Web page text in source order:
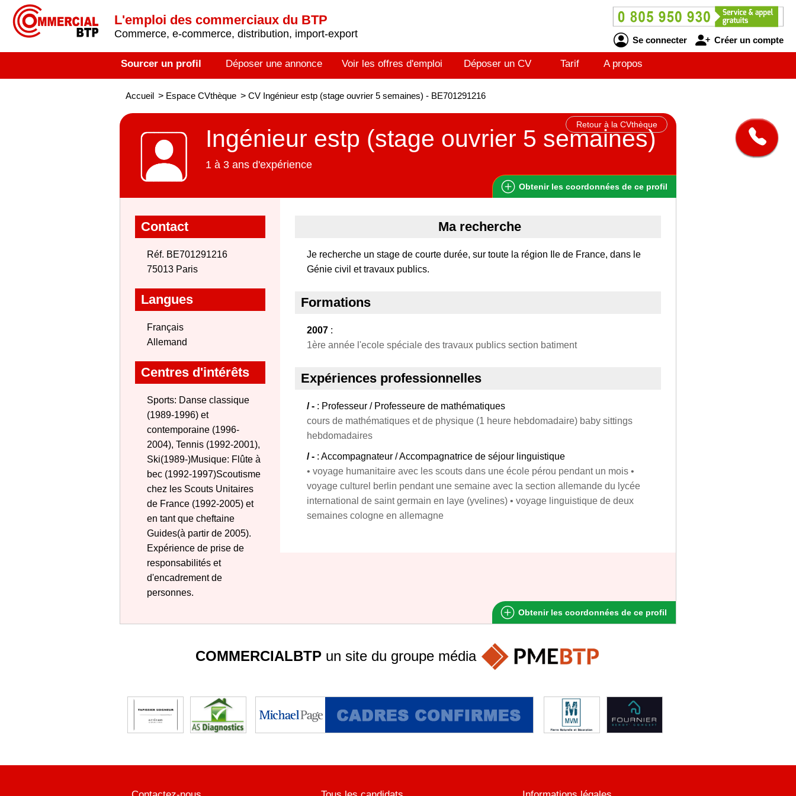
L'emploi des commerciaux du BTP
Commerce, e-commerce, distribution, import-export
Se connecter Créer un compte
Sourcer un profil Déposer une annonce Voir les offres d'emploi Déposer un CV Tarif A propos
Accueil > Espace CVthèque > CV Ingénieur estp (stage ouvrier 5 semaines) - BE701291216
Retour à la CVthèque
Ingénieur estp (stage ouvrier 5 semaines)
1 à 3 ans d'expérience
Obtenir les coordonnées de ce profil
Contact
Réf. BE701291216
75013 Paris
Langues
Français
Allemand
Centres d'intérêts
Sports: Danse classique
(1989-1996) et
contemporaine (1996-
2004), Tennis (1992-2001),
Ski(1989-)Musique: Flûte à
bec (1992-1997)Scoutisme
chez les Scouts Unitaires
de France (1992-2005) et
en tant que cheftaine
Guides(à partir de 2005).
Expérience de prise de
responsabilités et
d'encadrement de
personnes.
Ma recherche
Je recherche un stage de courte durée, sur toute la région Ile de France, dans le
Génie civil et travaux publics.
Formations
2007 :
1ère année l'ecole spéciale des travaux publics section batiment
Expériences professionnelles
/ - : Professeur / Professeure de mathématiques
cours de mathématiques et de physique (1 heure hebdomadaire) baby sittings
hebdomadaires
/ - : Accompagnateur / Accompagnatrice de séjour linguistique
• voyage humanitaire avec les scouts dans une école pérou pendant un mois •
voyage culturel berlin pendant une semaine avec la section allemande du lycée
international de saint germain en laye (yvelines) • voyage linguistique de deux
semaines cologne en allemagne
Obtenir les coordonnées de ce profil
COMMERCIALBTP un site du groupe média